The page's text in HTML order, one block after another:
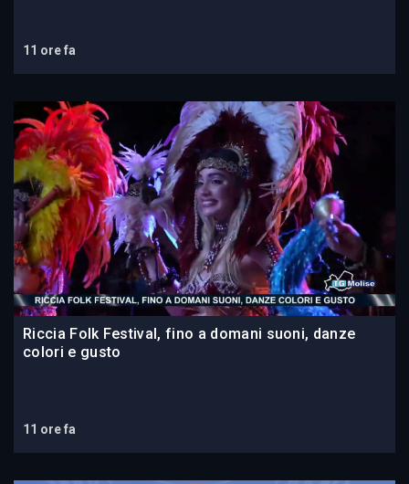
11 ore fa
Riccia Folk Festival, fino a domani suoni, danze
colori e gusto
11 ore fa